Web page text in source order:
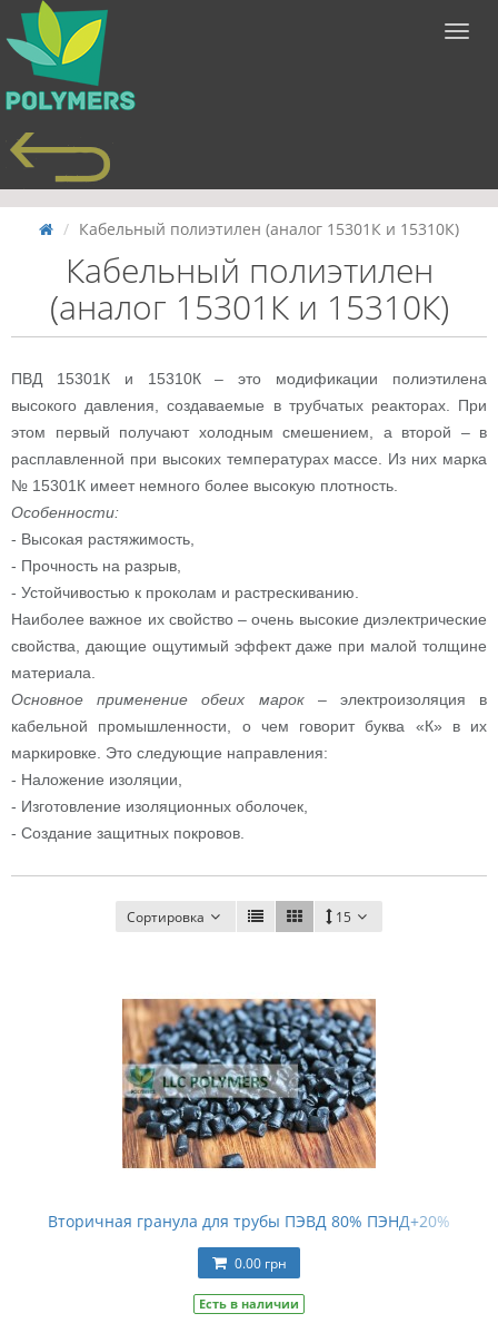
Кабельный полиэтилен (аналог 15301К и 15310К)
Кабельный полиэтилен
(аналог 15301К и 15310К)
ПВД 15301К и 15310К – это модификации полиэтилена
высокого давления, создаваемые в трубчатых реакторах. При
этом первый получают холодным смешением, а второй – в
расплавленной при высоких температурах массе. Из них марка
№ 15301К имеет немного более высокую плотность.
Особенности:
- Высокая растяжимость,
- Прочность на разрыв,
- Устойчивостью к проколам и растрескиванию.
Наиболее важное их свойство – очень высокие диэлектрические
свойства, дающие ощутимый эффект даже при малой толщине
материала.
Основное применение обеих марок– электроизоляция в
кабельной промышленности, о чем говорит буква «К» в их
маркировке. Это следующие направления:
- Наложение изоляции,
- Изготовление изоляционных оболочек,
- Создание защитных покровов.
Сортировка 15
Вторичная гранула для трубы ПЭВД 80% ПЭНД+20%
0.00 грн
Есть в наличии